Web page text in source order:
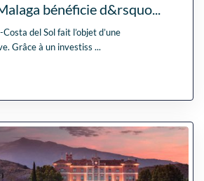
bénéficie d&rsquo...
del Sol fait l’objet d’une
Grâce à un investiss...